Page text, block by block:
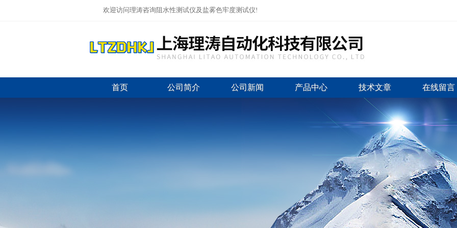
欢迎访问理涛咨询阻水性测试仪及盐雾色牢度测试仪!
首页 公司简介 公司新闻 产品中心 技术文章 在线留言